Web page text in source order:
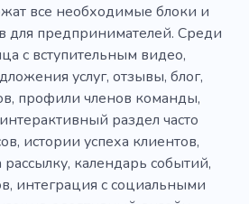
Поддержка бизнеса
Торговля
Запуск
Коллега по работе
Быстрая работа
все необходимые блоки и
для предпринимателей. Среди
с вступительным видео,
услуг, отзывы, блог,
профили членов команды,
раздел часто
истории успеха клиентов,
календарь событий,
интеграция с социальными